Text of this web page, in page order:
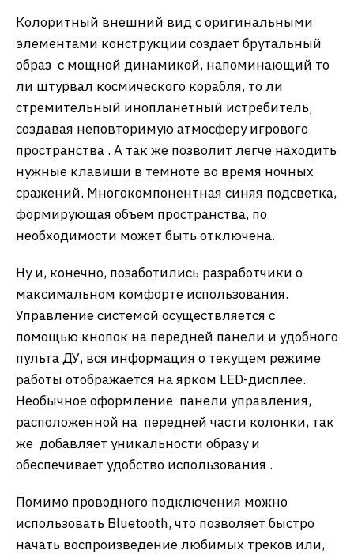
Колоритный внешний вид с оригинальными
элементами конструкции создает брутальный
образ с мощной динамикой, напоминающий то
ли штурвал космического корабля, то ли
стремительный инопланетный истребитель,
создавая неповторимую атмосферу игрового
пространства . А так же позволит легче находить
нужные клавиши в темноте во время ночных
сражений. Многокомпонентная синяя подсветка,
формирующая объем пространства, по
необходимости может быть отключена.
Ну и, конечно, позаботились разработчики о
максимальном комфорте использования.
Управление системой осуществляется с
помощью кнопок на передней панели и удобного
пульта ДУ, вся информация о текущем режиме
работы отображается на ярком LED-дисплее.
Необычное оформление панели управления,
расположенной на передней части колонки, так
же добавляет уникальности образу и
обеспечивает удобство использования .
Помимо проводного подключения можно
использовать Bluetooth, что позволяет быстро
начать воспроизведение любимых треков или,